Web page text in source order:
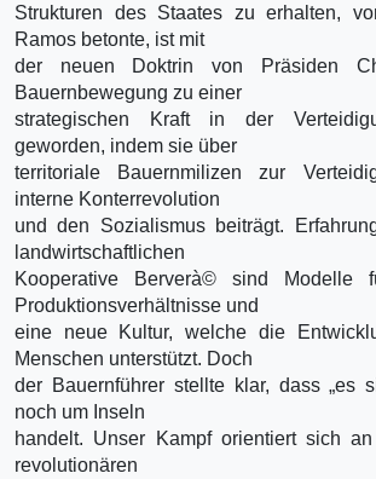
Strukturen des Staates zu erhalten,
Ramos betonte, ist mit
der neuen Doktrin von Präsiden
Bauernbewegung zu einer
strategischen Kraft in der
geworden, indem sie über
territoriale Bauernmilizen zur
interne Konterrevolution
und den Sozialismus beiträgt.
landwirtschaftlichen
Kooperative Berverà© sind Modelle
Produktionsverhältnisse und
eine neue Kultur, welche die
Menschen unterstützt. Doch
der Bauernführer stellte klar, dass „es
noch um Inseln
handelt. Unser Kampf orientiert sich
revolutionären